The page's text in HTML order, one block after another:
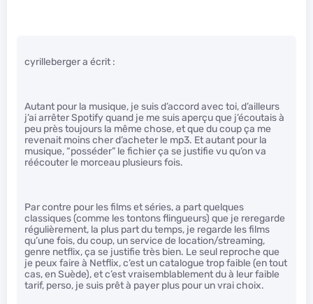
cyrilleberger a écrit :
Autant pour la musique, je suis d’accord avec toi, d’ailleurs
j’ai arrêter Spotify quand je me suis aperçu que j’écoutais à
peu près toujours la même chose, et que du coup ça me
revenait moins cher d’acheter le mp3. Et autant pour la
musique, “posséder” le fichier ça se justifie vu qu’on va
réécouter le morceau plusieurs fois.
Par contre pour les films et séries, a part quelques
classiques (comme les tontons flingueurs) que je reregarde
régulièrement, la plus part du temps, je regarde les films
qu’une fois, du coup, un service de location/streaming,
genre netflix, ça se justifie très bien. Le seul reproche que
je peux faire à Netflix, c’est un catalogue trop faible (en tout
cas, en Suède), et c’est vraisemblablement du à leur faible
tarif, perso, je suis prêt à payer plus pour un vrai choix.